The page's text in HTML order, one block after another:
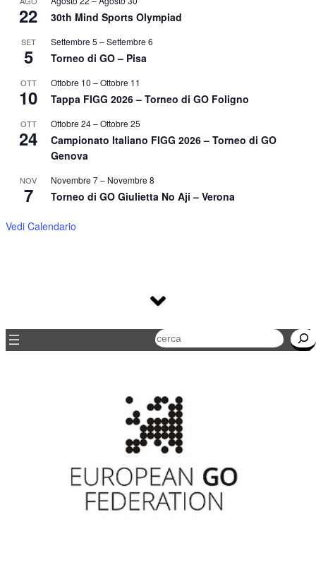
22 30th Mind Sports Olympiad
SET
5
Settembre 5 –Settembre 6
Torneo di GO – Pisa
OTT
10
Ottobre 10 –Ottobre 11
Tappa FIGG 2026 – Torneo di GO Foligno
OTT
24
Ottobre 24–Ottobre 25
Campionato Italiano FIGG 2026 – Torneo di GO
Genova
NOV
7
Novembre 7– Novembre 8
Torneo di GO Giulietta No Aji – Verona
Vedi Calendario
Cerca